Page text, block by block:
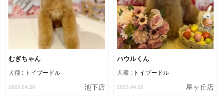
むぎちゃん
犬種 : トイプードル
2023.04.28 池下店
ハウルくん
犬種 : トイプードル
2023.04.28 星ヶ丘店